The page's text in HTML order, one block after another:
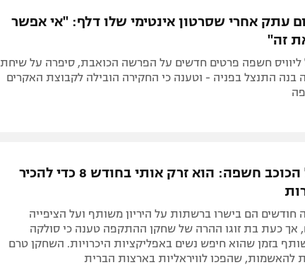
עתק אחרי שסרטון אינטימי שלו דלף: "אי אפשר
זה"
ליוויס חשפה פרטים חדשים על הפרשה הכואבת, סיפרה על שיחת
בנה התנצל בפניה - וטענה כי החקירה הובילה לקבוצת האקרים
זוגתו של הכוכב חשפה: הוא זרק אותי בחודש 8 כדי להכיר
חודשים הם בישרו ברשתות על היריון משותף ועל הציפייה
אך כעת בת זוגו ההרה של שחקן ההתקפה טענה כי סולקה
בזמן שהוא חיפש נשים באפליקציות היכרויות. השחקן טרם
להאשמות, שהפכו לוויראליות בארצות הברית